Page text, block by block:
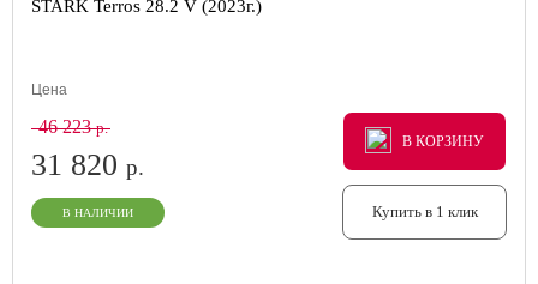
STARK Terros 28.2 V (2023г.)
Цена
46 223р.
31 820 р.
В НАЛИЧИИ
В КОРЗИНУ
В КОРЗИНУ
В КОРЗИНУ
Купить в 1 клик